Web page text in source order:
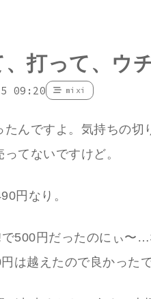
打って、ウ
09:20 mixi
たんですよ。気持ちの切
ってないですけど。
円なり。
500円だったのにぃ〜
は越えたので良かったで